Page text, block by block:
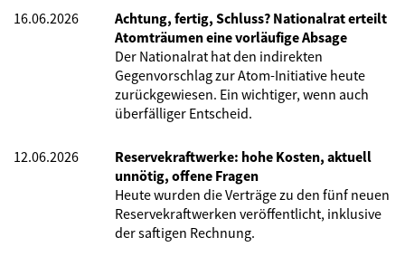
16.06.2026
Achtung, fertig, Schluss? Nationalrat erteilt
Atomträumen eine vorläufige Absage
Der Nationalrat hat den indirekten
Gegenvorschlag zur Atom-Initiative heute
zurückgewiesen. Ein wichtiger, wenn auch
überfälliger Entscheid.
12.06.2026
Reservekraftwerke: hohe Kosten, aktuell
unnötig, offene Fragen
Heute wurden die Verträge zu den fünf neuen
Reservekraftwerken veröffentlicht, inklusive
der saftigen Rechnung.